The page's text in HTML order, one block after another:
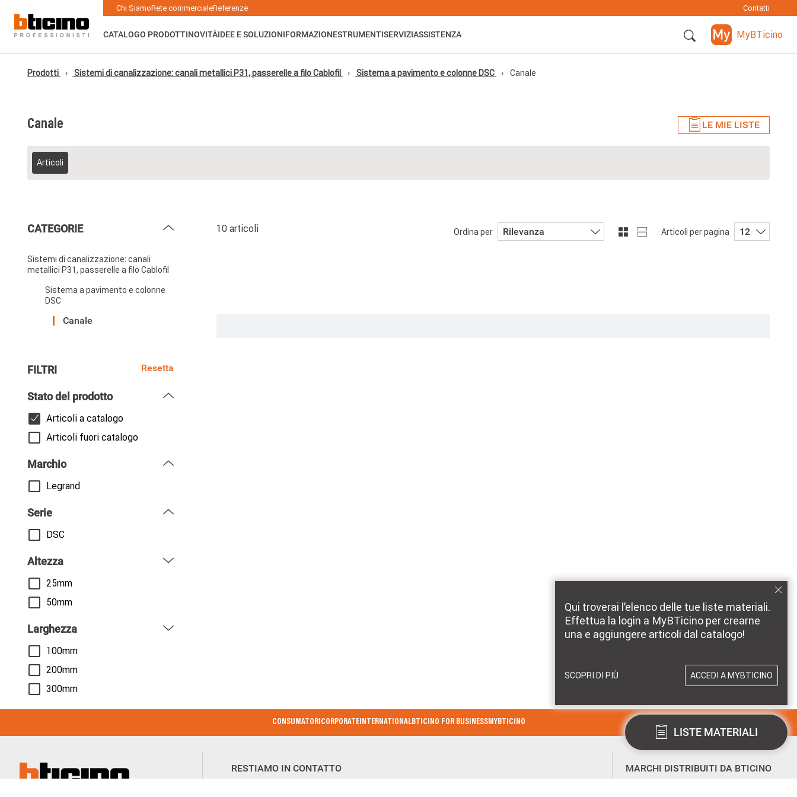
Chi SiamoRete commercialeReferenze Contatti
CATALOGO PRODOTTINOVITÀIDEE E SOLUZIONIFORMAZIONESTRUMENTISERVIZIASSISTENZA MyBTicino
Prodotti Sistemi di canalizzazione: canali metallici P31, passerelle a filo Cablofil Sistema a pavimento e colonne DSC Canale
Canale LE MIE LISTE
Articoli
CATEGORIE
Sistemi di canalizzazione: canali
metallici P31, passerelle a filo Cablofil
Sistema a pavimento e colonne
DSC
Canale
FILTRI Resetta
Stato del prodotto
Articoli a catalogo
Articoli fuori catalogo
Marchio
Legrand
Serie
DSC
Altezza
25mm
50mm
Larghezza
100mm
200mm
300mm
10 articoli Ordina per Rilevanza Articoli per pagina 12
Qui troverai l’elenco delle tue liste materiali.
Effettua la login a MyBTicino per crearne
una e aggiungere articoli dal catalogo!
SCOPRI DI PIÙ ACCEDI A MYBTICINO
LISTE MATERIALI
CONSUMATORICORPORATEINTERNATIONALBTICINO FOR BUSINESSMYBTICINO
RESTIAMO IN CONTATTO MARCHI DISTRIBUITI DA BTICINO